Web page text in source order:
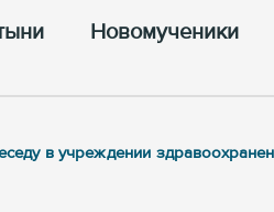
Новомученики
в учреждении